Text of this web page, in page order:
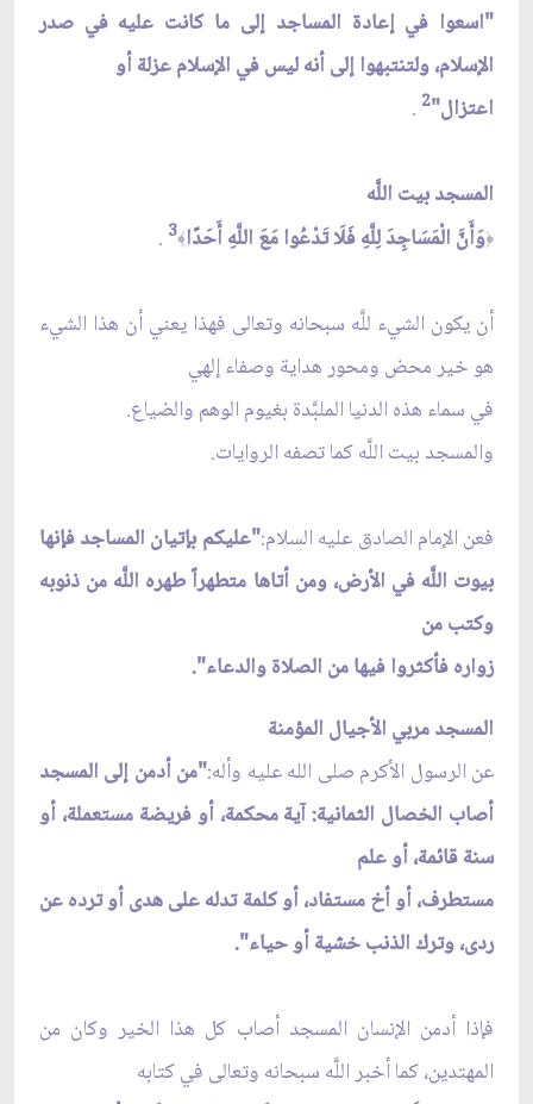
"اسعوا في إعادة المساجد إلى ما كانت عليه في صدر
الإسلام، ولتنتبهوا إلى أنه ليس في الإسلام عزلة أو
اعتزال"2
.
المسجد بيت اللَّه
﴿وَأَنَّ الْمَسَاجِدَ لِلَّهِ فَلَا تَدْعُوا مَعَ اللَّهِ أَحَدًا﴾3
.
أن يكون الشيء للَّه سبحانه وتعالى فهذا يعني أن هذا الشيء
هو خير محض ومحور هداية وصفاء إلهي
في سماء هذه الدنيا الملبَّدة بغيوم الوهم والضياع.
والمسجد بيت اللَّه كما تصفه الروايات.
فعن الإمام الصادق عليه السلام:"عليكم بإتيان المساجد فإنها
بيوت اللَّه في الأرض، ومن أتاها متطهراً طهره اللَّه من ذنوبه
وكتب من
زواره فأكثروا فيها من الصلاة والدعاء".
المسجد مربي الأجيال المؤمنة
عن الرسول الأكرم صلى الله عليه وأله:"من أدمن إلى المسجد
أصاب الخصال الثمانية: آية محكمة، أو فريضة مستعملة، أو
سنة قائمة، أو علم
مستطرف، أو أخ مستفاد، أو كلمة تدله على هدى أو ترده عن
ردى، وترك الذنب خشية أو حياء".
فإذا أدمن الإنسان المسجد أصاب كل هذا الخير وكان من
المهتدين، كما أخبر اللَّه سبحانه وتعالى في كتابه